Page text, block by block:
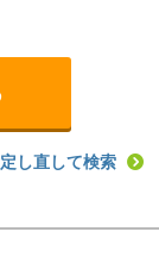
し直して検索